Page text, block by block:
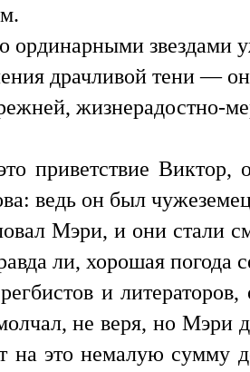
звездами
драчливой тени —
жизнерадостно-
приветствие
ведь он был
Мэри, и они стали
ли, хорошая погода
и
не веря, но Мэри
на это немалую сумму